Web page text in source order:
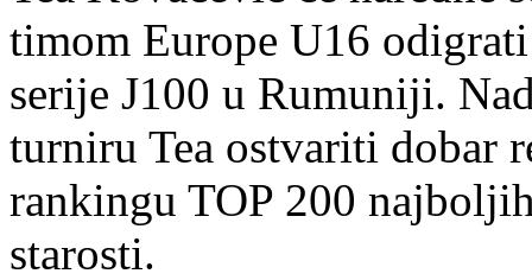
timom Europe U16
serije J100 u Rumuniji.
turniru Tea ostvariti dobar
rankingu TOP 200
starosti.